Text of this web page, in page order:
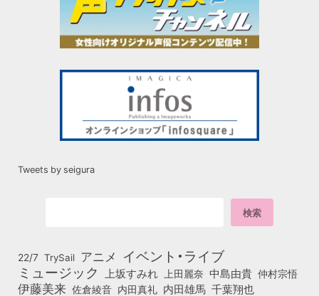
Tweets by seigura
22/7 TrySail アニメ イベント・ライブ
ミュージック 上坂すみれ 上田麗奈 中島由貴 仲村宗悟
伊藤美来 佐倉綾音 内田真礼 内田雄馬 千葉翔也